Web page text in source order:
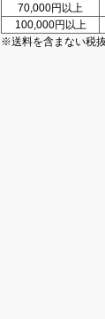
70,000円以上
100,000円以上
※送料を含まない税